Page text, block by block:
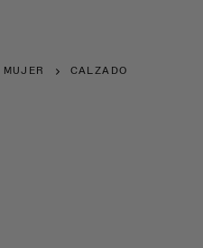
MUJER CALZADO